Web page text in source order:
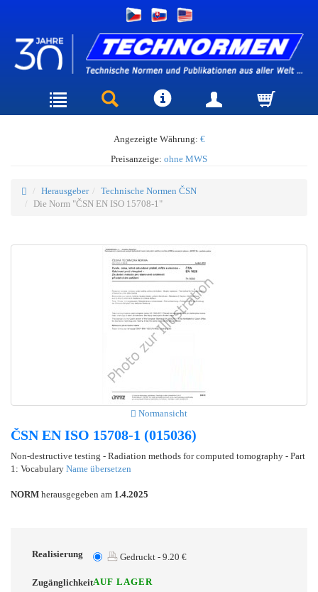
Angezeigte Währung: €
Preisanzeige: ohne MWS
Herausgeber
Technische Normen ČSN
Die Norm "ČSN EN ISO 15708-1"
Normansicht
ČSN EN ISO 15708-1 (015036)
Non-destructive testing - Radiation methods for computed tomography - Part
1: Vocabulary Name übersetzen
NORM herausgegeben am 1.4.2025
Realisierung Gedruckt - 9.20 €
ZugänglichkeitAUF LAGER